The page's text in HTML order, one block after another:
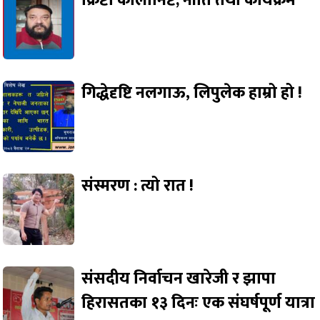
गिद्धेदृष्टि नलगाऊ, लिपुलेक हाम्रो हो !
संस्मरण : त्यो रात !
संसदीय निर्वाचन खारेजी र झापा
हिरासतका १३ दिनः एक संघर्षपूर्ण यात्रा